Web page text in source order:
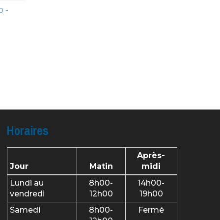
-
Horaires
Jour Matin
Après-
midi
Lundi au
vendredi
8h00-
12h00
14h00-
19h00
Samedi
8h00-
Fermé